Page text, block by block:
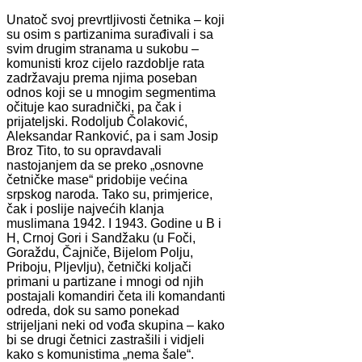
Unatoč svoj prevrtljivosti četnika – koji
su osim s partizanima surađivali i sa
svim drugim stranama u sukobu –
komunisti kroz cijelo razdoblje rata
zadržavaju prema njima poseban
odnos koji se u mnogim segmentima
očituje kao suradnički, pa čak i
prijateljski. Rodoljub Čolaković,
Aleksandar Ranković, pa i sam Josip
Broz Tito, to su opravdavali
nastojanjem da se preko „osnovne
četničke mase“ pridobije većina
srpskog naroda. Tako su, primjerice,
čak i poslije najvećih klanja
muslimana 1942. I 1943. Godine u B i
H, Crnoj Gori i Sandžaku (u Foči,
Goraždu, Čajniče, Bijelom Polju,
Priboju, Pljevlju), četnički koljači
primani u partizane i mnogi od njih
postajali komandiri četa ili komandanti
odreda, dok su samo ponekad
strijeljani neki od vođa skupina – kako
bi se drugi četnici zastrašili i vidjeli
kako s komunistima „nema šale“.